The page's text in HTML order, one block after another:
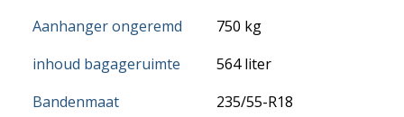
Aanhanger ongeremd
750 kg
inhoud bagageruimte
564 liter
Bandenmaat
235/55-R18